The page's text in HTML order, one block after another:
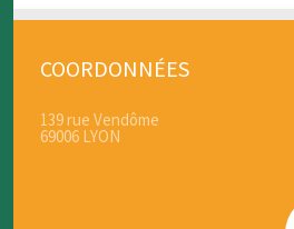
COORDONNÉES
139 rue Vendôme
69006 LYON